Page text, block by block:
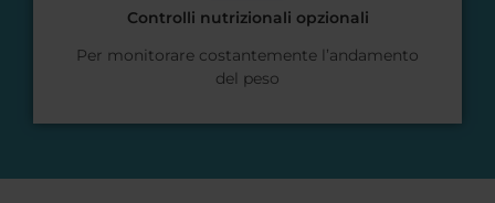
Controlli nutrizionali opzionali
Per monitorare costantemente l’andamento
del peso